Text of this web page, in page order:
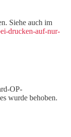
Siehe auch im
drucken-auf-nur-
OP-
wurde behoben.